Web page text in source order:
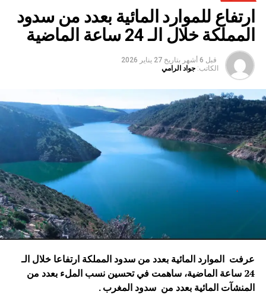
ارتفاع للموارد المائية بعدد من سدود
المملكة خلال الـ 24 ساعة الماضية
قبل 6 أشهر بتاريخ 27 يناير 2026
الكاتب: جواد الرامي
عرفت الموارد المائية بعدد من سدود المملكة ارتفاعا خلال الـ
24 ساعة الماضية، ساهمت في تحسين نسب الملء بعدد من
المنشآت المائية بعدد من سدود المغرب .